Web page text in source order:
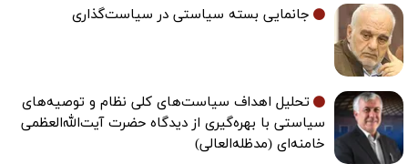
جانمایی بسته سیاستی در سیاست‌گذاری
تحلیل اهداف سیاست‌های کلی نظام و توصیه‌های
سیاستی با بهره‌گیری از دیدگاه حضرت آیت‌الله‌العظمی
خامنه‌ای (مدظله‌العالی)